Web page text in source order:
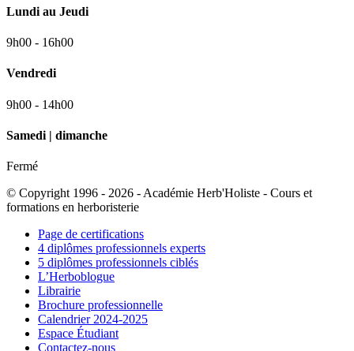
Lundi au Jeudi
9h00 - 16h00
Vendredi
9h00 - 14h00
Samedi | dimanche
Fermé
© Copyright 1996 - 2026 - Académie Herb'Holiste - Cours et
formations en herboristerie
Page de certifications
4 diplômes professionnels experts
5 diplômes professionnels ciblés
L’Herboblogue
Librairie
Brochure professionnelle
Calendrier 2024-2025
Espace Étudiant
Contactez-nous